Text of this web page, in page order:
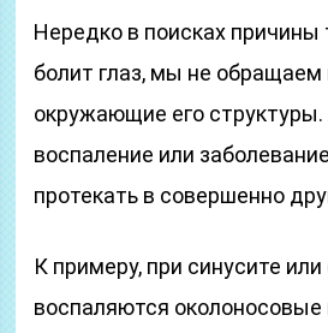
Нередко в поисках причины
болит глаз, мы не обращаем
окружающие его
воспаление или
протекать в совершенно
К примеру, при синусите
воспаляются